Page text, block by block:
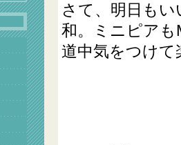
さて、明日も
和。ミニピア
道中気をつけ